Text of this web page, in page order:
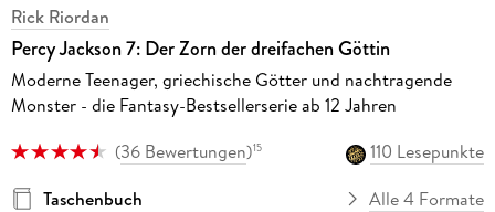
Rick Riordan
Percy Jackson 7: Der Zorn der dreifachen Göttin
Moderne Teenager, griechische Götter und nachtragende
Monster - die Fantasy-Bestsellerserie ab 12 Jahren
(36 Bewertungen)15
110 Lesepunkte
Taschenbuch
Alle 4 Formate